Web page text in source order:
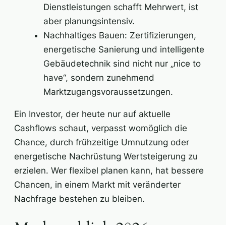
Dienstleistungen schafft Mehrwert, ist
aber planungsintensiv.
Nachhaltiges Bauen: Zertifizierungen,
energetische Sanierung und intelligente
Gebäudetechnik sind nicht nur „nice to
have“, sondern zunehmend
Marktzugangsvoraussetzungen.
Ein Investor, der heute nur auf aktuelle
Cashflows schaut, verpasst womöglich die
Chance, durch frühzeitige Umnutzung oder
energetische Nachrüstung Wertsteigerung zu
erzielen. Wer flexibel planen kann, hat bessere
Chancen, in einem Markt mit veränderter
Nachfrage bestehen zu bleiben.